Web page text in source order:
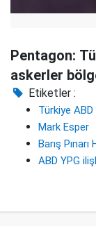
Pentagon:
askerler
Etiketler :
Türkiye
Mark Esper
Barış Pınarı
ABD YPG